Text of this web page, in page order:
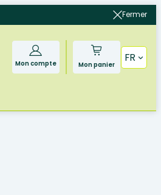
Fermer
Mon compte Mon panier
FR